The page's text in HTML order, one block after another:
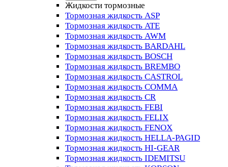
Жидкости тормозные
Тормозная жидкость ASP
Тормозная жидкость ATE
Тормозная жидкость AWM
Тормозная жидкость BARDAHL
Тормозная жидкость BOSCH
Тормозная жидкость BREMBO
Тормозная жидкость CASTROL
Тормозная жидкость COMMA
Тормозная жидкость CR
Тормозная жидкость FEBI
Тормозная жидкость FELIX
Тормозная жидкость FENOX
Тормозная жидкость HELLA-PAGID
Тормозная жидкость HI-GEAR
Тормозная жидкость IDEMITSU